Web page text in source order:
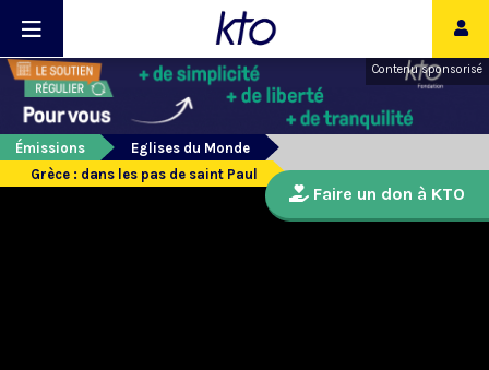
Contenu sponsorisé
Émissions
Eglises du Monde
Grèce : dans les pas de saint Paul
Faire un don à KTO